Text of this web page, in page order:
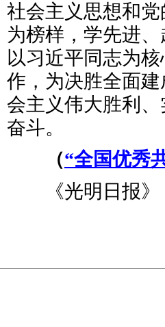
社会主义思想和
为榜样，学先进
以习近平同志为
作，为决胜全面
会主义伟大胜利
奋斗。
（“全国优秀
《光明日报》（